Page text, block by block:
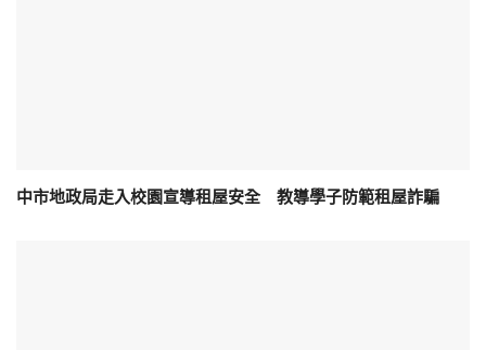
中市地政局走入校園宣導租屋安全 教導學子防範租屋詐騙